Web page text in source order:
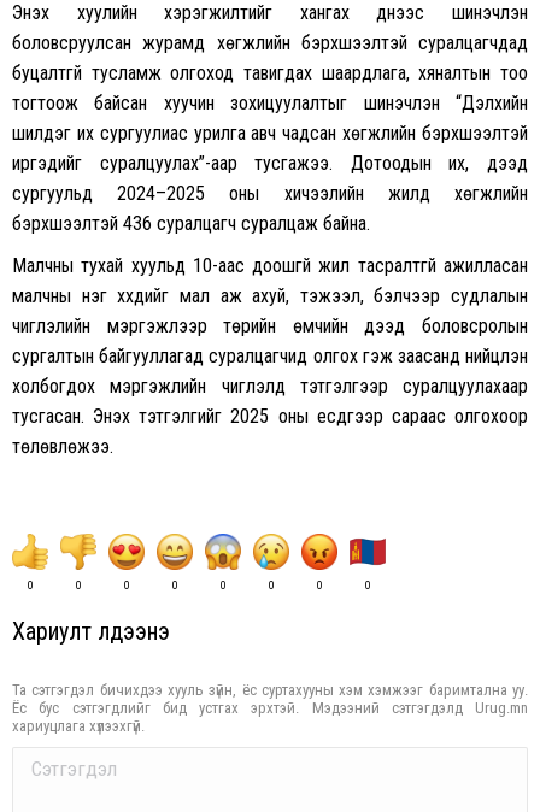
Энэхүү хуулийн хэрэгжилтийг хангах үүднээс шинэчлэн
боловсруулсан журамд хөгжлийн бэрхшээлтэй суралцагчдад
буцалтгүй тусламж олгоход тавигдах шаардлага, хяналтын тоо
тогтоож байсан хуучин зохицуулалтыг шинэчлэн “Дэлхийн
шилдэг их сургуулиас урилга авч чадсан хөгжлийн бэрхшээлтэй
иргэдийг суралцуулах”-аар тусгажээ. Дотоодын их, дээд
сургуульд 2024–2025 оны хичээлийн жилд хөгжлийн
бэрхшээлтэй 436 суралцагч суралцаж байна.
Малчны тухай хуульд 10-аас доошгүй жил тасралтгүй ажилласан
малчны нэг хүүхдийг мал аж ахуй, тэжээл, бэлчээр судлалын
чиглэлийн мэргэжлээр төрийн өмчийн дээд боловсролын
сургалтын байгууллагад суралцагчид олгох гэж заасанд нийцүүлэн
холбогдох мэргэжлийн чиглэлд тэтгэлгээр суралцуулахаар
тусгасан. Энэхүү тэтгэлгийг 2025 оны есдүгээр сараас олгохоор
төлөвлөжээ.
0 0 0 0 0 0 0 0
Хариулт үлдээнэ үү
Та сэтгэгдэл бичихдээ хууль зүйн, ёс суртахууны хэм хэмжээг баримтална уу.
Ёс бус сэтгэгдлийг бид устгах эрхтэй. Мэдээний сэтгэгдэлд Urug.mn
хариуцлага хүлээхгүй.
Comment